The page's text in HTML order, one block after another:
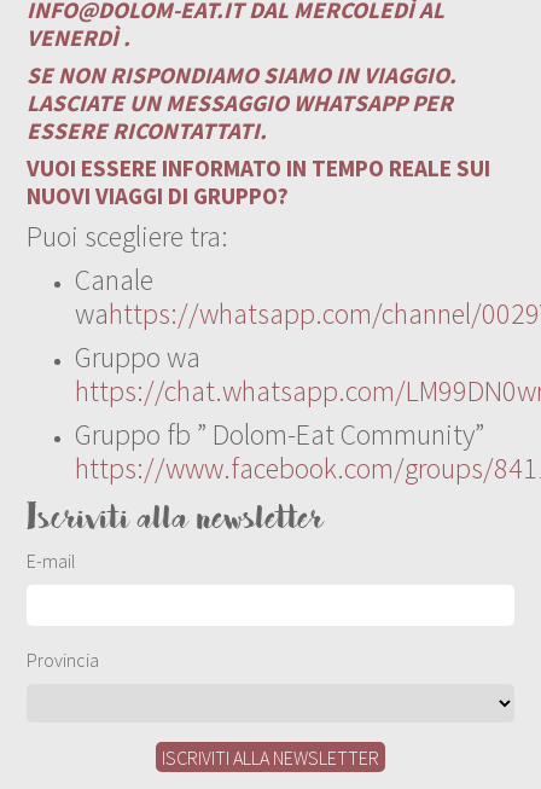
INFO@DOLOM-EAT.ITDAL MERCOLEDÌ AL
VENERDÌ .
SE NON RISPONDIAMO SIAMO IN VIAGGIO.
LASCIATE UN MESSAGGIO WHATSAPP PER
ESSERE RICONTATTATI.
VUOI ESSERE INFORMATO IN TEMPO REALE SUI
NUOVI VIAGGI DI GRUPPO?
Puoi scegliere tra:
Canale
wahttps://whatsapp.com/channel/
Gruppo wa
https://chat.whatsapp.com/
Gruppo fb ” Dolom-Eat Community”
https://www.facebook.com/groups/
Iscriviti alla newsletter
E-mail
Provincia